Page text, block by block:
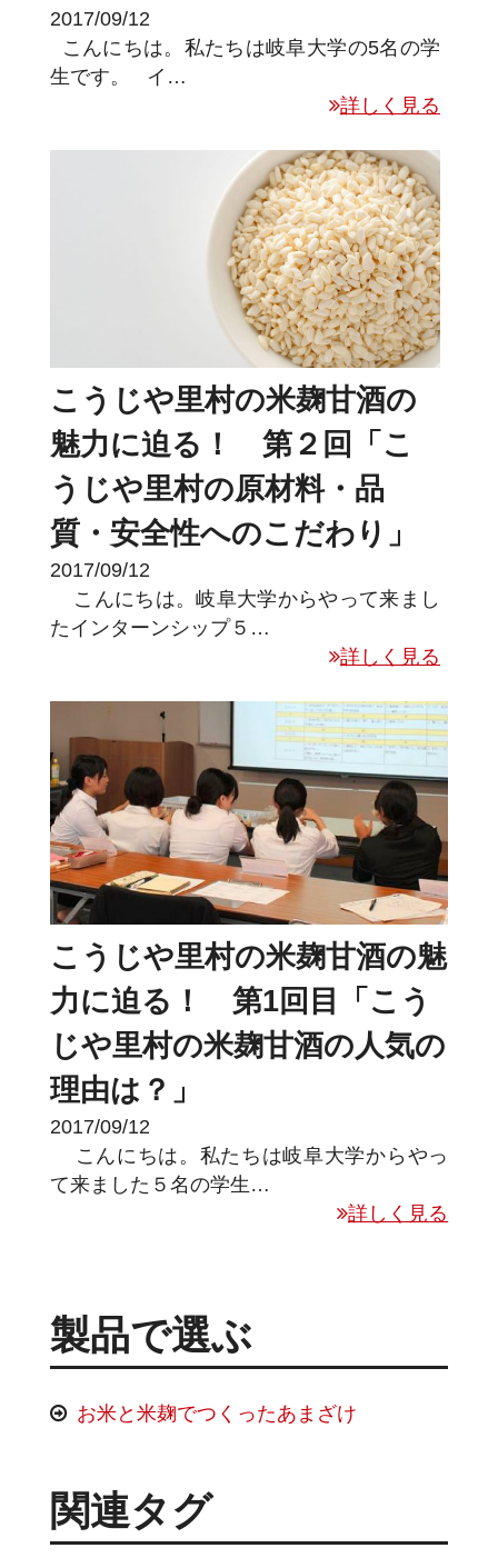
2017/09/12
こんにちは。私たちは岐阜大学の5名の学
生です。 イ…
詳しく見る
こうじや里村の米麹甘酒の
魅力に迫る！ 第２回「こ
うじや里村の原材料・品
質・安全性へのこだわり」
2017/09/12
こんにちは。岐阜大学からやって来まし
たインターンシップ５…
詳しく見る
こうじや里村の米麹甘酒の魅
力に迫る！ 第1回目「こう
じや里村の米麹甘酒の人気の
理由は？」
2017/09/12
こんにちは。私たちは岐阜大学からやっ
て来ました５名の学生…
詳しく見る
製品で選ぶ
お米と米麹でつくったあまざけ
関連タグ